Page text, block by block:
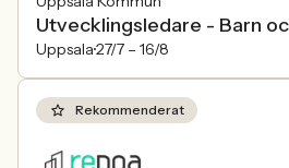
Utvecklingsledare - Barn
Uppsala27/7 – 16/8
Rekommenderat